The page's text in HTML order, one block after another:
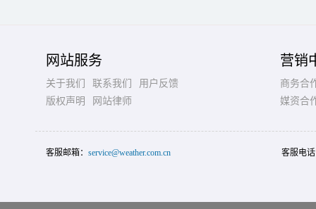
网站服务
关于我们 联系我们
用户反馈
版权声明
网站律师
营销
商务合
媒资合
客服邮箱： service@weather.com.cn 客服电